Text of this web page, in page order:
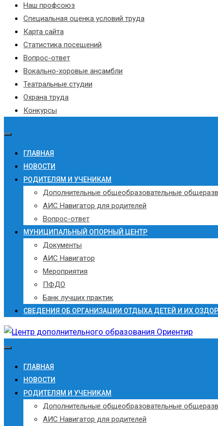
Наш профсоюз
Специальная оценка условий труда
Карта сайта
Статистика посещений
Вопрос-ответ
Вокально-хоровые ансамбли
Театральные студии
Охрана труда
Конкурсы
ГЛАВНАЯ
НОВОСТИ
РОДИТЕЛЯМ И УЧЕНИКАМ
Дополнительные общеобразовательные
АИС Навигатор для родителей
Вопрос-ответ
МУНИЦИПАЛЬНЫЙ ОПОРНЫЙ ЦЕНТР
Документы
АИС Навигатор
Мероприятия
ПФДО
Банк лучших практик
СВЕДЕНИЯ ОБ ОРГАНИЗАЦИИ ОТДЫХА ДЕТЕЙ И ИХ
ГЛАВНАЯ
НОВОСТИ
РОДИТЕЛЯМ И УЧЕНИКАМ
Дополнительные общеобразовательные
АИС Навигатор для родителей